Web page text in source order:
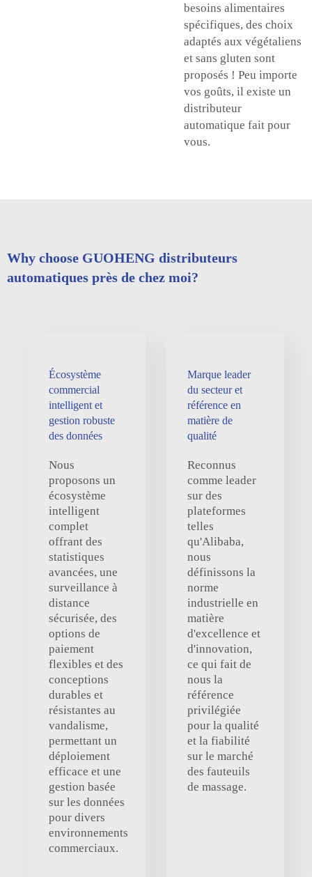
besoins alimentaires
spécifiques, des choix
adaptés aux végétaliens
et sans gluten sont
proposés ! Peu importe
vos goûts, il existe un
distributeur
automatique fait pour
vous.
Why choose GUOHENG distributeurs
automatiques près de chez moi?
Écosystème
commercial
intelligent et
gestion robuste
des données
Nous
proposons un
écosystème
intelligent
complet
offrant des
statistiques
avancées, une
surveillance à
distance
sécurisée, des
options de
paiement
flexibles et des
conceptions
durables et
résistantes au
vandalisme,
permettant un
déploiement
efficace et une
gestion basée
sur les données
pour divers
environnements
commerciaux.
Marque leader
du secteur et
référence en
matière de
qualité
Reconnus
comme leader
sur des
plateformes
telles
qu'Alibaba,
nous
définissons la
norme
industrielle en
matière
d'excellence et
d'innovation,
ce qui fait de
nous la
référence
privilégiée
pour la qualité
et la fiabilité
sur le marché
des fauteuils
de massage.